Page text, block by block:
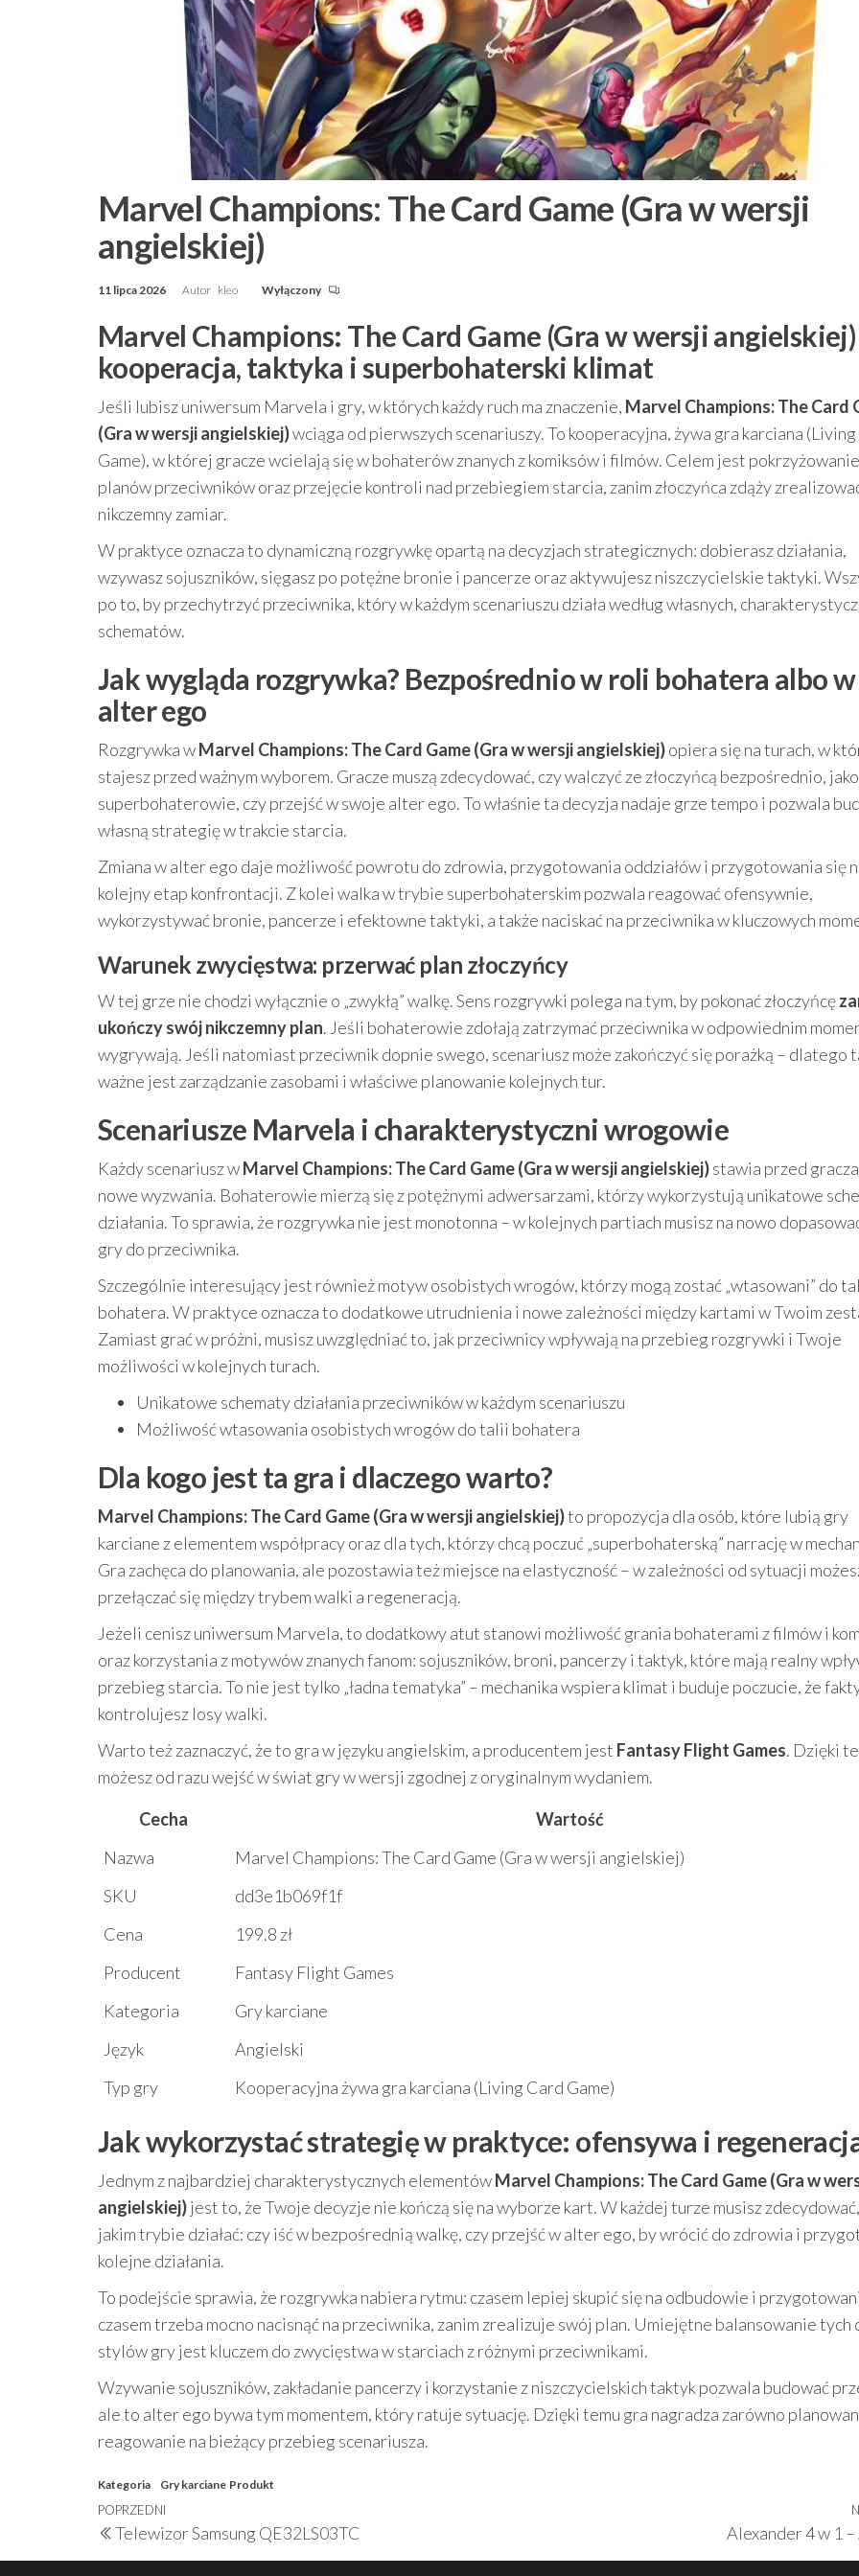
Marvel Champions: The Card Game (Gra w wersji
angielskiej)
11 lipca 2026 Autor kleo Wyłączony
Marvel Champions: The Card Game (Gra w wersji angielskiej)
kooperacja, taktyka i superbohaterski klimat
Jeśli lubisz uniwersum Marvela i gry, w których każdy ruch ma znaczenie, Marvel Champions: The Card
(Gra w wersji angielskiej)wciąga od pierwszych scenariuszy. To kooperacyjna, żywa gra karciana
Game), w której gracze wcielają się w bohaterów znanych z komiksów i filmów. Celem jest pokrzyżowanie
planów przeciwników oraz przejęcie kontroli nad przebiegiem starcia, zanim złoczyńca zdąży
nikczemny zamiar.
W praktyce oznacza to dynamiczną rozgrywkę opartą na decyzjach strategicznych: dobierasz działania,
wzywasz sojuszników, sięgasz po potężne bronie i pancerze oraz aktywujesz niszczycielskie taktyki.
po to, by przechytrzyć przeciwnika, który w każdym scenariuszu działa według własnych,
schematów.
Jak wygląda rozgrywka? Bezpośrednio w roli bohatera albo w
alter ego
Rozgrywka wMarvel Champions: The Card Game (Gra w wersji angielskiej)opiera się na turach, w
stajesz przed ważnym wyborem. Gracze muszą zdecydować, czy walczyć ze złoczyńcą bezpośrednio, jako
superbohaterowie, czy przejść w swoje alter ego. To właśnie ta decyzja nadaje grze tempo i pozwala
własną strategię w trakcie starcia.
Zmiana w alter ego daje możliwość powrotu do zdrowia, przygotowania oddziałów i przygotowania się
kolejny etap konfrontacji. Z kolei walka w trybie superbohaterskim pozwala reagować ofensywnie,
wykorzystywać bronie, pancerze i efektowne taktyki, a także naciskać na przeciwnika w kluczowych
Warunek zwycięstwa: przerwać plan złoczyńcy
W tej grze nie chodzi wyłącznie o „zwykłą” walkę. Sens rozgrywki polega na tym, by pokonać złoczyńcę
ukończy swój nikczemny plan. Jeśli bohaterowie zdołają zatrzymać przeciwnika w odpowiednim
wygrywają. Jeśli natomiast przeciwnik dopnie swego, scenariusz może zakończyć się porażką – dlatego
ważne jest zarządzanie zasobami i właściwe planowanie kolejnych tur.
Scenariusze Marvela i charakterystyczni wrogowie
Każdy scenariusz wMarvel Champions: The Card Game (Gra w wersji angielskiej)stawia przed
nowe wyzwania. Bohaterowie mierzą się z potężnymi adwersarzami, którzy wykorzystują unikatowe
działania. To sprawia, że rozgrywka nie jest monotonna – w kolejnych partiach musisz na nowo
gry do przeciwnika.
Szczególnie interesujący jest również motyw osobistych wrogów, którzy mogą zostać „wtasowani” do
bohatera. W praktyce oznacza to dodatkowe utrudnienia i nowe zależności między kartami w Twoim
Zamiast grać w próżni, musisz uwzględniać to, jak przeciwnicy wpływają na przebieg rozgrywki i Twoje
możliwości w kolejnych turach.
Unikatowe schematy działania przeciwników w każdym scenariuszu
Możliwość wtasowania osobistych wrogów do talii bohatera
Dla kogo jest ta gra i dlaczego warto?
Marvel Champions: The Card Game (Gra w wersji angielskiej)to propozycja dla osób, które lubią gry
karciane z elementem współpracy oraz dla tych, którzy chcą poczuć „superbohaterską” narrację w
Gra zachęca do planowania, ale pozostawia też miejsce na elastyczność – w zależności od sytuacji
przełączać się między trybem walki a regeneracją.
Jeżeli cenisz uniwersum Marvela, to dodatkowy atut stanowi możliwość grania bohaterami z filmów i
oraz korzystania z motywów znanych fanom: sojuszników, broni, pancerzy i taktyk, które mają realny
przebieg starcia. To nie jest tylko „ładna tematyka” – mechanika wspiera klimat i buduje poczucie, że
kontrolujesz losy walki.
Warto też zaznaczyć, że to gra w języku angielskim, a producentem jest Fantasy Flight Games. Dzięki
możesz od razu wejść w świat gry w wersji zgodnej z oryginalnym wydaniem.
Cecha
Wartość
Nazwa
Marvel Champions: The Card Game (Gra w wersji angielskiej)
SKU
dd3e1b069f1f
Cena
199.8 zł
Producent
Fantasy Flight Games
Kategoria
Gry karciane
Język
Angielski
Typ gry
Kooperacyjna żywa gra karciana (Living Card Game)
Jak wykorzystać strategię w praktyce: ofensywa i
Jednym z najbardziej charakterystycznych elementówMarvel Champions: The Card Game (Gra w
angielskiej)jest to, że Twoje decyzje nie kończą się na wyborze kart. W każdej turze musisz
jakim trybie działać: czy iść w bezpośrednią walkę, czy przejść w alter ego, by wrócić do zdrowia i
kolejne działania.
To podejście sprawia, że rozgrywka nabiera rytmu: czasem lepiej skupić się na odbudowie i
czasem trzeba mocno nacisnąć na przeciwnika, zanim zrealizuje swój plan. Umiejętne balansowanie tych
stylów gry jest kluczem do zwycięstwa w starciach z różnymi przeciwnikami.
Wzywanie sojuszników, zakładanie pancerzy i korzystanie z niszczycielskich taktyk pozwala budować
ale to alter ego bywa tym momentem, który ratuje sytuację. Dzięki temu gra nagradza zarówno
reagowanie na bieżący przebieg scenariusza.
Kategoria Gry karciane Produkt
Nawigacja
wpisu
Poprzedni
wpis
POPRZEDNI
Telewizor Samsung QE32LS03TC Alexander 4 w 1